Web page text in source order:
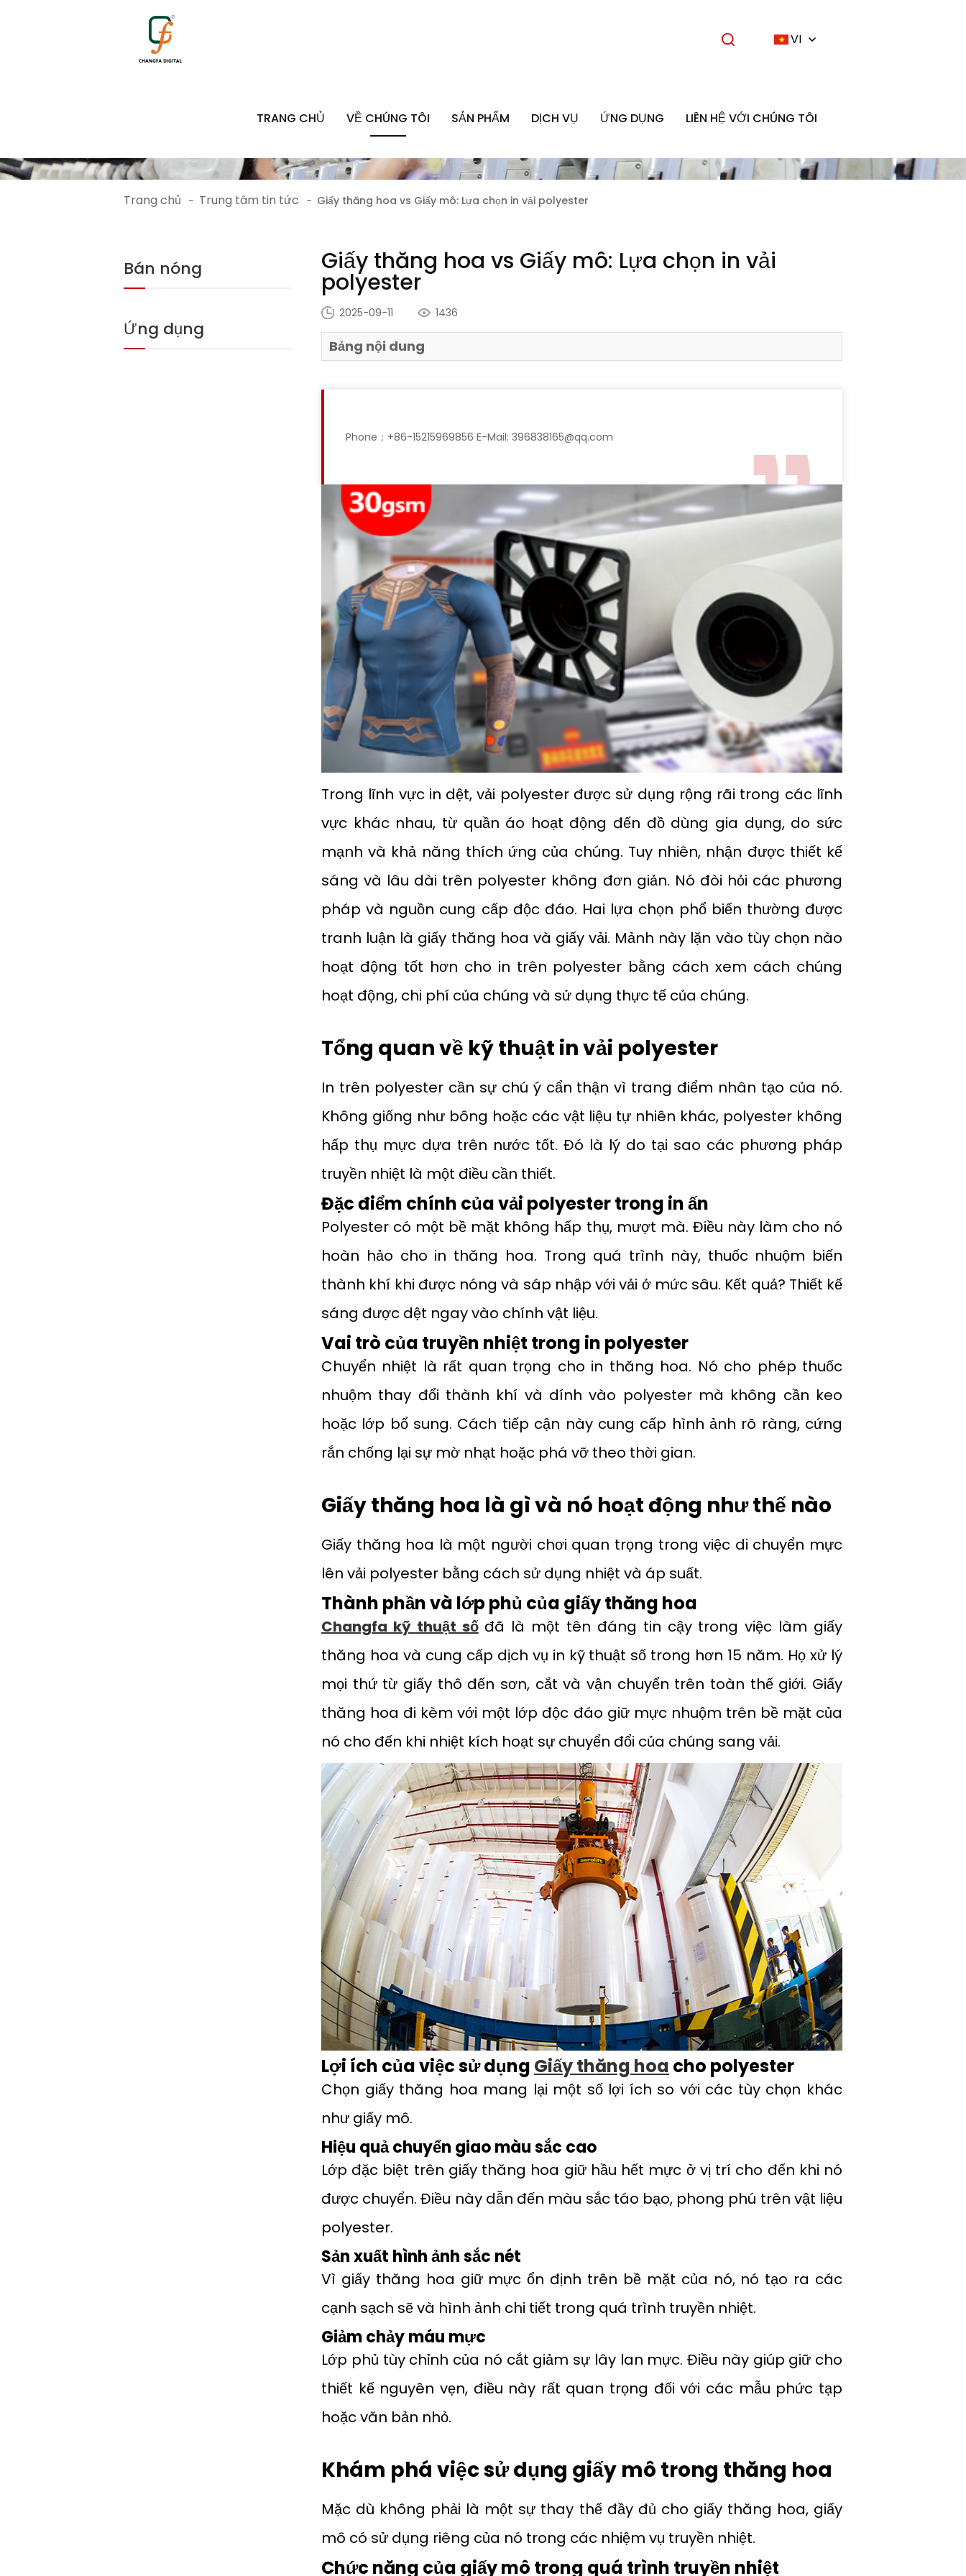
VI
TRANG CHỦ VỀ CHÚNG TÔI SẢN PHẨM DỊCH VỤ ỨNG DỤNG LIÊN HỆ VỚI CHÚNG TÔI
Trang chủ - Trung tâm tin tức - Giấy thăng hoa vs Giấy mô: Lựa chọn in vải polyester
Bán nóng
Ứng dụng
Giấy thăng hoa vs Giấy mô: Lựa chọn in vải
polyester
2025-09-11 1436
Bảng nội dung
Phone：+86-15215969856 E-Mail: 396838165@qq.com
Trong lĩnh vực in dệt, vải polyester được sử dụng rộng rãi trong các lĩnh
vực khác nhau, từ quần áo hoạt động đến đồ dùng gia dụng, do sức
mạnh và khả năng thích ứng của chúng. Tuy nhiên, nhận được thiết kế
sáng và lâu dài trên polyester không đơn giản. Nó đòi hỏi các phương
pháp và nguồn cung cấp độc đáo. Hai lựa chọn phổ biến thường được
tranh luận là giấy thăng hoa và giấy vải. Mảnh này lặn vào tùy chọn nào
hoạt động tốt hơn cho in trên polyester bằng cách xem cách chúng
hoạt động, chi phí của chúng và sử dụng thực tế của chúng.
Tổng quan về kỹ thuật in vải polyester
In trên polyester cần sự chú ý cẩn thận vì trang điểm nhân tạo của nó.
Không giống như bông hoặc các vật liệu tự nhiên khác, polyester không
hấp thụ mực dựa trên nước tốt. Đó là lý do tại sao các phương pháp
truyền nhiệt là một điều cần thiết.
Đặc điểm chính của vải polyester trong in ấn
Polyester có một bề mặt không hấp thụ, mượt mà. Điều này làm cho nó
hoàn hảo cho in thăng hoa. Trong quá trình này, thuốc nhuộm biến
thành khí khi được nóng và sáp nhập với vải ở mức sâu. Kết quả? Thiết kế
sáng được dệt ngay vào chính vật liệu.
Vai trò của truyền nhiệt trong in polyester
Chuyển nhiệt là rất quan trọng cho in thăng hoa. Nó cho phép thuốc
nhuộm thay đổi thành khí và dính vào polyester mà không cần keo
hoặc lớp bổ sung. Cách tiếp cận này cung cấp hình ảnh rõ ràng, cứng
rắn chống lại sự mờ nhạt hoặc phá vỡ theo thời gian.
Giấy thăng hoa là gì và nó hoạt động như thế nào
Giấy thăng hoa là một người chơi quan trọng trong việc di chuyển mực
lên vải polyester bằng cách sử dụng nhiệt và áp suất.
Thành phần và lớp phủ của giấy thăng hoa
Changfa kỹ thuật sốđã là một tên đáng tin cậy trong việc làm giấy
thăng hoa và cung cấp dịch vụ in kỹ thuật số trong hơn 15 năm. Họ xử lý
mọi thứ từ giấy thô đến sơn, cắt và vận chuyển trên toàn thế giới. Giấy
thăng hoa đi kèm với một lớp độc đáo giữ mực nhuộm trên bề mặt của
nó cho đến khi nhiệt kích hoạt sự chuyển đổi của chúng sang vải.
Lợi ích của việc sử dụng Giấy thăng hoa cho polyester
Chọn giấy thăng hoa mang lại một số lợi ích so với các tùy chọn khác
như giấy mô.
Hiệu quả chuyển giao màu sắc cao
Lớp đặc biệt trên giấy thăng hoa giữ hầu hết mực ở vị trí cho đến khi nó
được chuyển. Điều này dẫn đến màu sắc táo bạo, phong phú trên vật liệu
polyester.
Sản xuất hình ảnh sắc nét
Vì giấy thăng hoa giữ mực ổn định trên bề mặt của nó, nó tạo ra các
cạnh sạch sẽ và hình ảnh chi tiết trong quá trình truyền nhiệt.
Giảm chảy máu mực
Lớp phủ tùy chỉnh của nó cắt giảm sự lây lan mực. Điều này giúp giữ cho
thiết kế nguyên vẹn, điều này rất quan trọng đối với các mẫu phức tạp
hoặc văn bản nhỏ.
Khám phá việc sử dụng giấy mô trong thăng hoa
Mặc dù không phải là một sự thay thế đầy đủ cho giấy thăng hoa, giấy
mô có sử dụng riêng của nó trong các nhiệm vụ truyền nhiệt.
Chức năng của giấy mô trong quá trình truyền nhiệt